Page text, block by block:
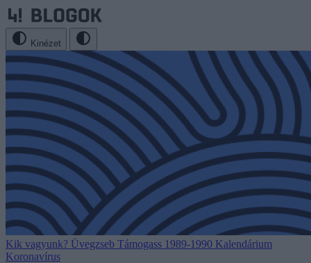
Kinézet
Kik vagyunk? Üvegzseb Támogass 1989-1990 Kalendárium
Koronavírus